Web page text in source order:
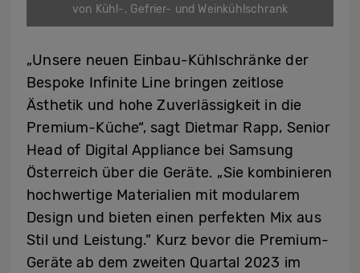
von Kühl-, Gefrier- und Weinkühlschrank
„Unsere neuen Einbau-Kühlschränke der
Bespoke Infinite Line bringen zeitlose
Ästhetik und hohe Zuverlässigkeit in die
Premium-Küche“, sagt Dietmar Rapp, Senior
Head of Digital Appliance bei Samsung
Österreich über die Geräte. „Sie kombinieren
hochwertige Materialien mit modularem
Design und bieten einen perfekten Mix aus
Stil und Leistung.” Kurz bevor die Premium-
Geräte ab dem zweiten Quartal 2023 im